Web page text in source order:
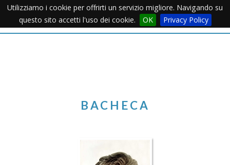
Utilizziamo i cookie per offrirti un servizio migliore. Navigando su
questo sito accetti l'uso dei cookie.
OK Privacy PolicyMenu
BACHECA